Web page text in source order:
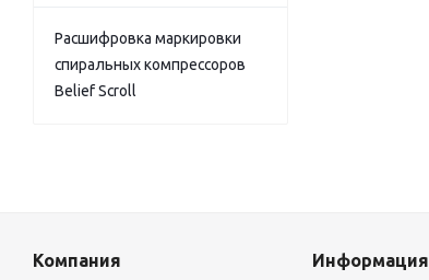
Расшифровка маркировки
спиральных компрессоров
Belief Scroll
Компания Информация